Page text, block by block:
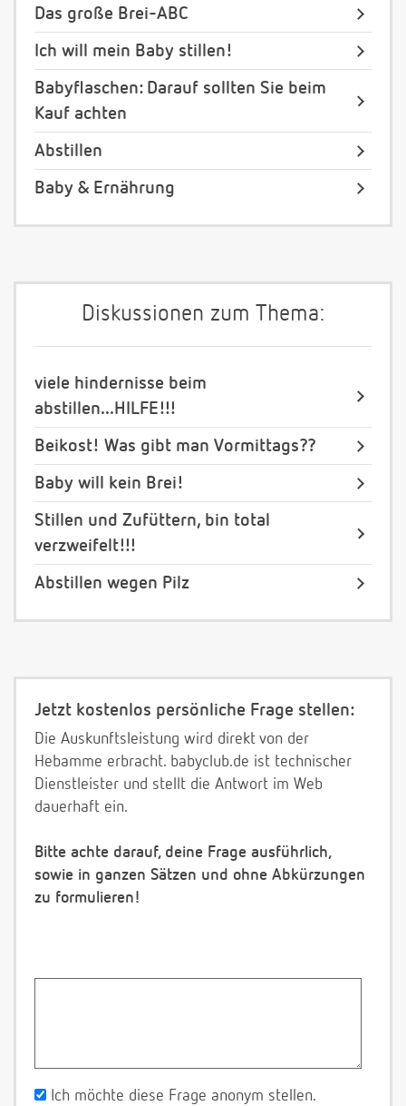
Das große Brei-ABC
Ich will mein Baby stillen!
Babyflaschen: Darauf sollten Sie beim
Kauf achten
Abstillen
Baby & Ernährung
Diskussionen zum Thema:
viele hindernisse beim
abstillen...HILFE!!!
Beikost! Was gibt man Vormittags??
Baby will kein Brei!
Stillen und Zufüttern, bin total
verzweifelt!!!
Abstillen wegen Pilz
Jetzt kostenlos persönliche Frage stellen:
Die Auskunftsleistung wird direkt von der
Hebamme erbracht. babyclub.de ist technischer
Dienstleister und stellt die Antwort im Web
dauerhaft ein.
Bitte achte darauf, deine Frage ausführlich,
sowie in ganzen Sätzen und ohne Abkürzungen
zu formulieren!
Ich möchte diese Frage anonym stellen.